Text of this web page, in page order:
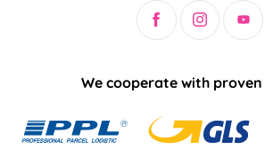
We cooperate with